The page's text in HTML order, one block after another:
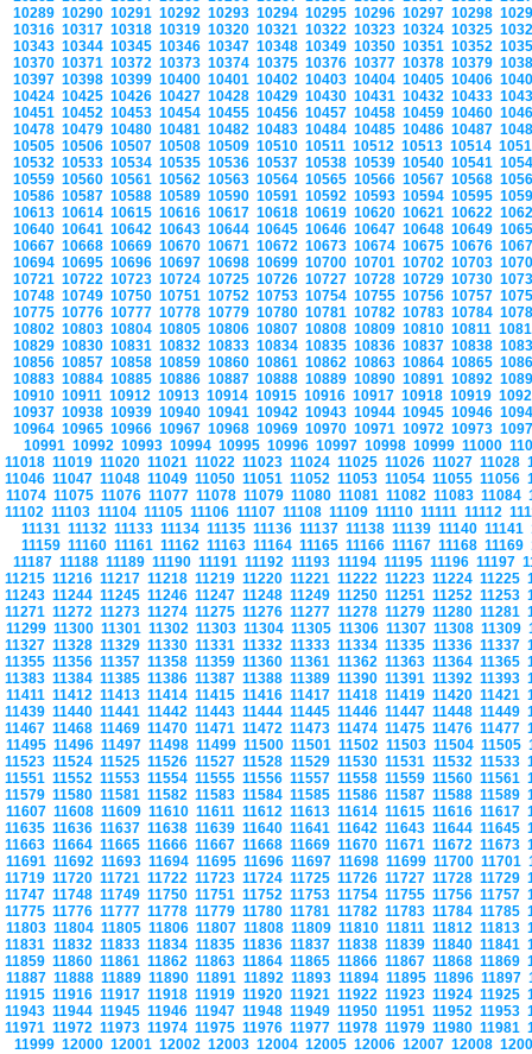
10289 10290 10291 10292 10293 10294 10295 10296 10297 10298
10316 10317 10318 10319 10320 10321 10322 10323 10324 10325
10343 10344 10345 10346 10347 10348 10349 10350 10351 10352
10370 10371 10372 10373 10374 10375 10376 10377 10378 10379
10397 10398 10399 10400 10401 10402 10403 10404 10405 10406
10424 10425 10426 10427 10428 10429 10430 10431 10432 10433
10451 10452 10453 10454 10455 10456 10457 10458 10459 10460
10478 10479 10480 10481 10482 10483 10484 10485 10486 10487
10505 10506 10507 10508 10509 10510 10511 10512 10513 10514
10532 10533 10534 10535 10536 10537 10538 10539 10540 10541
10559 10560 10561 10562 10563 10564 10565 10566 10567 10568
10586 10587 10588 10589 10590 10591 10592 10593 10594 10595
10613 10614 10615 10616 10617 10618 10619 10620 10621 10622
10640 10641 10642 10643 10644 10645 10646 10647 10648 10649
10667 10668 10669 10670 10671 10672 10673 10674 10675 10676
10694 10695 10696 10697 10698 10699 10700 10701 10702 10703
10721 10722 10723 10724 10725 10726 10727 10728 10729 10730
10748 10749 10750 10751 10752 10753 10754 10755 10756 10757
10775 10776 10777 10778 10779 10780 10781 10782 10783 10784
10802 10803 10804 10805 10806 10807 10808 10809 10810 10811
10829 10830 10831 10832 10833 10834 10835 10836 10837 10838
10856 10857 10858 10859 10860 10861 10862 10863 10864 10865
10883 10884 10885 10886 10887 10888 10889 10890 10891 10892
10910 10911 10912 10913 10914 10915 10916 10917 10918 10919
10937 10938 10939 10940 10941 10942 10943 10944 10945 10946
10964 10965 10966 10967 10968 10969 10970 10971 10972 10973
10991 10992 10993 10994 10995 10996 10997 10998 10999 11000
11018 11019 11020 11021 11022 11023 11024 11025 11026 11027 11028
11046 11047 11048 11049 11050 11051 11052 11053 11054 11055 11056
11074 11075 11076 11077 11078 11079 11080 11081 11082 11083 11084
11102 11103 11104 11105 11106 11107 11108 11109 11110 11111 11112
11131 11132 11133 11134 11135 11136 11137 11138 11139 11140 11141
11159 11160 11161 11162 11163 11164 11165 11166 11167 11168 11169
11187 11188 11189 11190 11191 11192 11193 11194 11195 11196 11197
11215 11216 11217 11218 11219 11220 11221 11222 11223 11224 11225
11243 11244 11245 11246 11247 11248 11249 11250 11251 11252 11253
11271 11272 11273 11274 11275 11276 11277 11278 11279 11280 11281
11299 11300 11301 11302 11303 11304 11305 11306 11307 11308 11309
11327 11328 11329 11330 11331 11332 11333 11334 11335 11336 11337
11355 11356 11357 11358 11359 11360 11361 11362 11363 11364 11365
11383 11384 11385 11386 11387 11388 11389 11390 11391 11392 11393
11411 11412 11413 11414 11415 11416 11417 11418 11419 11420 11421
11439 11440 11441 11442 11443 11444 11445 11446 11447 11448 11449
11467 11468 11469 11470 11471 11472 11473 11474 11475 11476 11477
11495 11496 11497 11498 11499 11500 11501 11502 11503 11504 11505
11523 11524 11525 11526 11527 11528 11529 11530 11531 11532 11533
11551 11552 11553 11554 11555 11556 11557 11558 11559 11560 11561
11579 11580 11581 11582 11583 11584 11585 11586 11587 11588 11589
11607 11608 11609 11610 11611 11612 11613 11614 11615 11616 11617
11635 11636 11637 11638 11639 11640 11641 11642 11643 11644 11645
11663 11664 11665 11666 11667 11668 11669 11670 11671 11672 11673
11691 11692 11693 11694 11695 11696 11697 11698 11699 11700 11701
11719 11720 11721 11722 11723 11724 11725 11726 11727 11728 11729
11747 11748 11749 11750 11751 11752 11753 11754 11755 11756 11757
11775 11776 11777 11778 11779 11780 11781 11782 11783 11784 11785
11803 11804 11805 11806 11807 11808 11809 11810 11811 11812 11813
11831 11832 11833 11834 11835 11836 11837 11838 11839 11840 11841
11859 11860 11861 11862 11863 11864 11865 11866 11867 11868 11869
11887 11888 11889 11890 11891 11892 11893 11894 11895 11896 11897
11915 11916 11917 11918 11919 11920 11921 11922 11923 11924 11925
11943 11944 11945 11946 11947 11948 11949 11950 11951 11952 11953
11971 11972 11973 11974 11975 11976 11977 11978 11979 11980 11981
11999 12000 12001 12002 12003 12004 12005 12006 12007 12008